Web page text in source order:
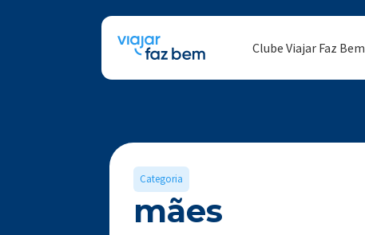
Clube Viajar Faz Bem
Categoria
mães